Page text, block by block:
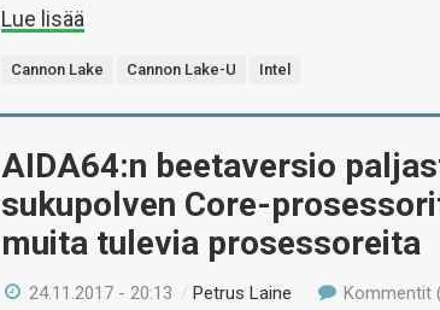
Lue lisää
Cannon Lake Cannon Lake-U Intel
AIDA64:n beetaversio
sukupolven Core-
muita tulevia prosessoreita
24.11.2017 - 20:13 /Petrus Laine Kommentit